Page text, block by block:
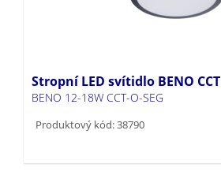
Stropní LED svítidlo BENO CCT
BENO 12-18W CCT-O-SEG
Produktový kód: 38790